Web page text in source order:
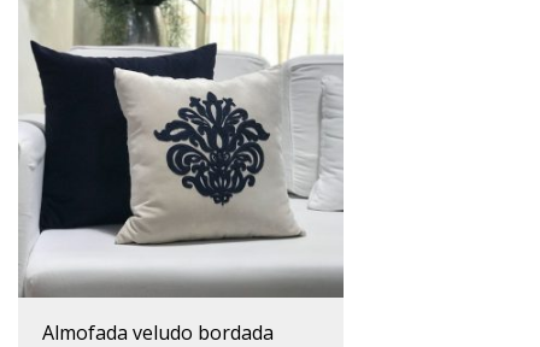
almofada veludo bordada